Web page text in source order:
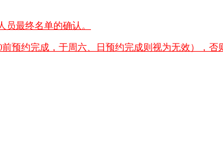
最终名单的确认。
预约完成，于周六、日预约完成则视为无效），